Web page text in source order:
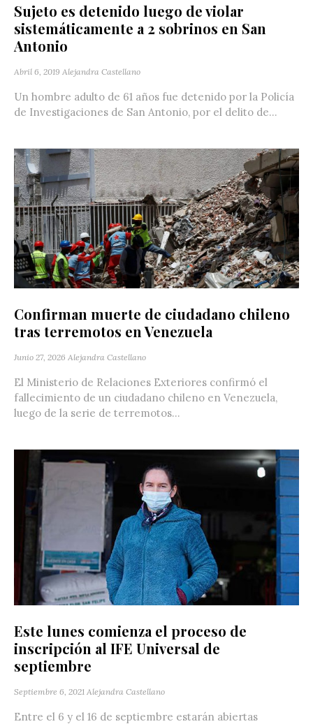
Sujeto es detenido luego de violar
sistemáticamente a 2 sobrinos en San
Antonio
Abril 6, 2019 Alejandra Castellano
Un hombre adulto de 61 años fue detenido por la Policía
de Investigaciones de San Antonio, por el delito de...
Confirman muerte de ciudadano chileno
tras terremotos en Venezuela
Junio 27, 2026 Alejandra Castellano
El Ministerio de Relaciones Exteriores confirmó el
fallecimiento de un ciudadano chileno en Venezuela,
luego de la serie de terremotos...
Este lunes comienza el proceso de
inscripción al IFE Universal de
septiembre
Septiembre 6, 2021 Alejandra Castellano
Entre el 6 y el 16 de septiembre estarán abiertas